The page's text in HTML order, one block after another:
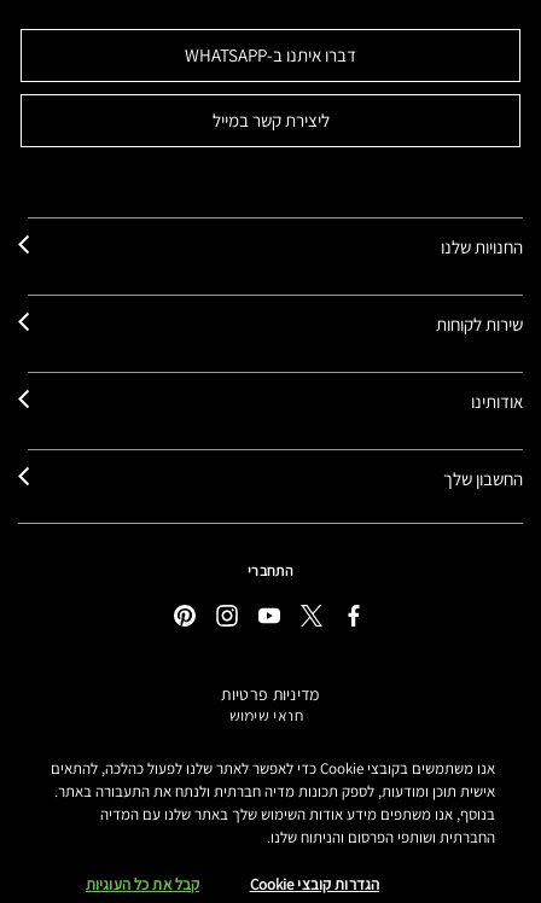
דברו איתנו ב-WHATSAPP
ליצירת קשר במייל
החנויות שלנו
שירות לקוחות
אודותינו
החשבון שלך
התחברי
מדיניות פרטיות
תנאי שימוש
מידע על מוצרים מזוייפים
הצהרת נגישות
הגדרות קובצי COOKIE
MAKE-UP ART COSMETICS© מאק קוסמטיקס כל הזכויות שמורות.
הטקסטים מנוסחים באתר בלשון נקבה אך פונים לכל המגדרים
אנו משתמשים בקובצי Cookie כדי לאפשר לאתר שלנו לפעול כהלכה, להתאים
אישית תוכן ומודעות, לספק תכונות מדיה חברתית ולנתח את התעבורה באתר.
בנוסף, אנו משתפים מידע אודות השימוש שלך באתר שלנו עם המדיה
החברתית ושותפי הפרסום והניתוח שלנו.
הגדרות קובצי Cookie קבל את כל העוגיות